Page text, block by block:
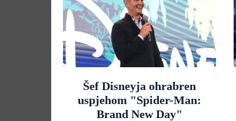
Šef Disneyja ohrabren
uspjehom "Spider-Man:
Brand New Day"